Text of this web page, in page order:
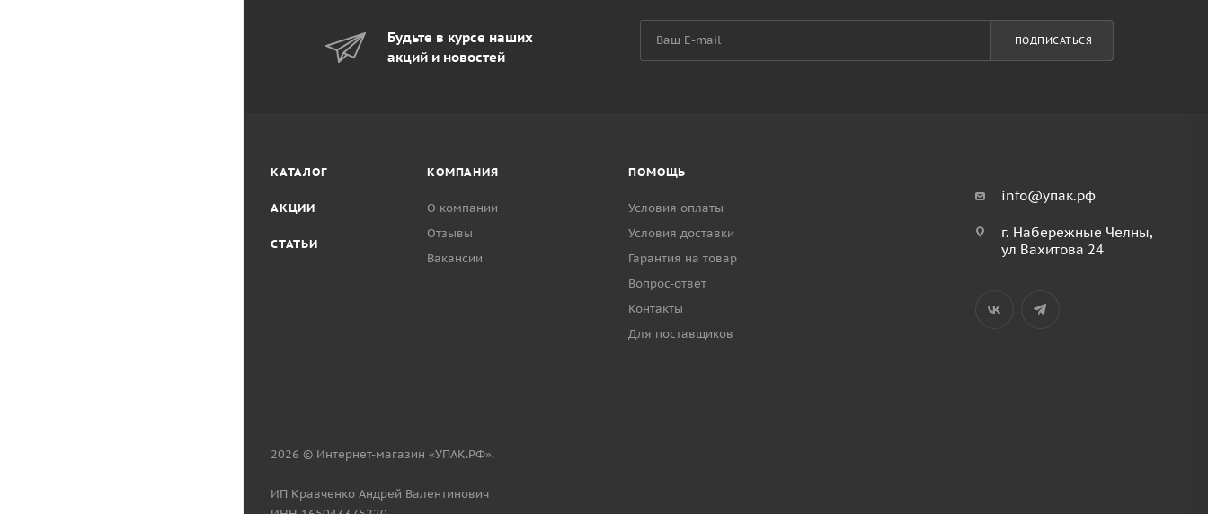
Будьте в курсе наших
акций и новостей
ПОДПИСАТЬСЯ
КАТАЛОГ
АКЦИИ
СТАТЬИ
КОМПАНИЯ
О компании
Отзывы
Вакансии
ПОМОЩЬ
Условия оплаты
Условия доставки
Гарантия на товар
Вопрос-ответ
Контакты
Для поставщиков
info@упак.рф
г. Набережные Челны,
ул Вахитова 24
2026 © Интернет-магазин «УПАК.РФ».
ИП Кравченко Андрей Валентинович